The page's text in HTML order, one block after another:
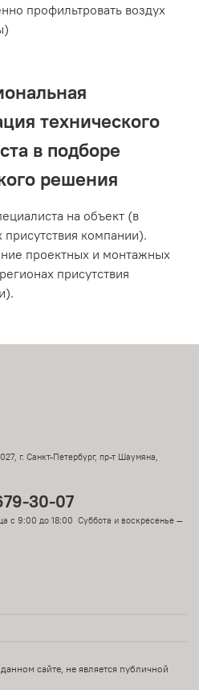
профильтровать воздух
технического
в подборе
решения
на объект (в
присутствия компании).
проектных и монтажных
присутствия
г. Санкт-Петербург, пр-т Шаумяна,
30-07
с 9:00 до 18:00 Суббота и воскресенье —
сайте, не является публичной